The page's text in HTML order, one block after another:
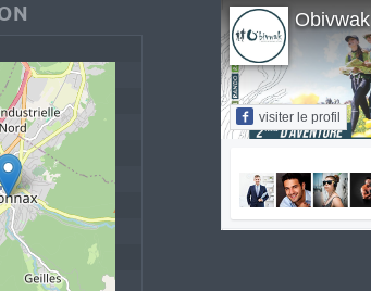
Obivwak
visiter le profil